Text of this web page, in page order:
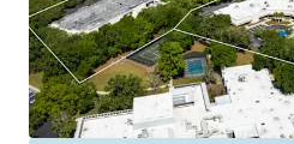
to an investor or
ATTRACTIVE COST BASIS
The Property will
to replacement cost,
construction costs